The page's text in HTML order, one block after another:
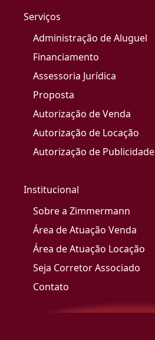
Serviços
Administração de Aluguel
Financiamento
Assessoria Jurídica
Proposta
Autorização de Venda
Autorização de Locação
Autorização de Publicidade
Institucional
Sobre a Zimmermann
Área de Atuação Venda
Área de Atuação Locação
Seja Corretor Associado
Contato